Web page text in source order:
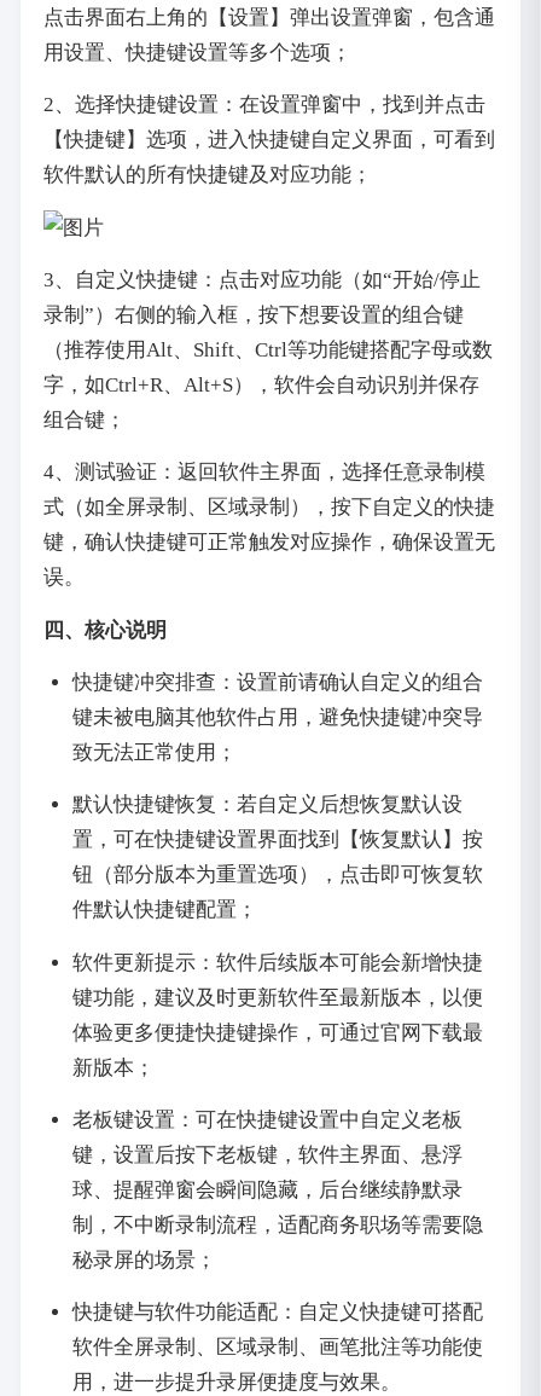
点击界面右上角的【设置】弹出设置弹窗，包含通
用设置、快捷键设置等多个选项；
2、选择快捷键设置：在设置弹窗中，找到并点击
【快捷键】选项，进入快捷键自定义界面，可看到
软件默认的所有快捷键及对应功能；
3、自定义快捷键：点击对应功能（如“开始/停止
录制”）右侧的输入框，按下想要设置的组合键
（推荐使用Alt、Shift、Ctrl等功能键搭配字母或数
字，如Ctrl+R、Alt+S），软件会自动识别并保存
组合键；
4、测试验证：返回软件主界面，选择任意录制模
式（如全屏录制、区域录制），按下自定义的快捷
键，确认快捷键可正常触发对应操作，确保设置无
误。
四、核心说明
快捷键冲突排查：设置前请确认自定义的组合
键未被电脑其他软件占用，避免快捷键冲突导
致无法正常使用；
默认快捷键恢复：若自定义后想恢复默认设
置，可在快捷键设置界面找到【恢复默认】按
钮（部分版本为重置选项），点击即可恢复软
件默认快捷键配置；
软件更新提示：软件后续版本可能会新增快捷
键功能，建议及时更新软件至最新版本，以便
体验更多便捷快捷键操作，可通过官网下载最
新版本；
老板键设置：可在快捷键设置中自定义老板
键，设置后按下老板键，软件主界面、悬浮
球、提醒弹窗会瞬间隐藏，后台继续静默录
制，不中断录制流程，适配商务职场等需要隐
秘录屏的场景；
快捷键与软件功能适配：自定义快捷键可搭配
软件全屏录制、区域录制、画笔批注等功能使
用，进一步提升录屏便捷度与效果。